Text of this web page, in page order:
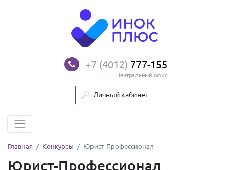
+7 (4012) 777-155
Центральный офис
Личный кабинет
Главная Конкурсы Юрист-Профессионал
Юрист-Профессионал